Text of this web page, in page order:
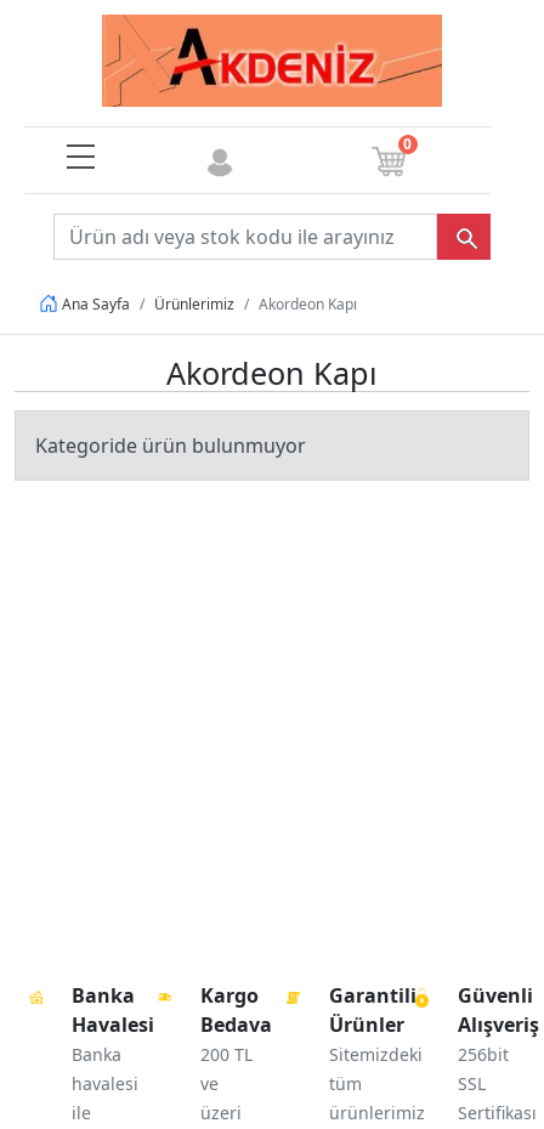
0
Ana Sayfa Ürünlerimiz Akordeon Kapı
Akordeon Kapı
Kategoride ürün bulunmuyor
Banka
Havalesi
Banka
havalesi
ile
Kargo
Bedava
200 TL
ve
üzeri
Garantili
Ürünler
Sitemizdeki
tüm
ürünlerimiz
Güvenli
Alışveriş
256bit
SSL
Sertifikası